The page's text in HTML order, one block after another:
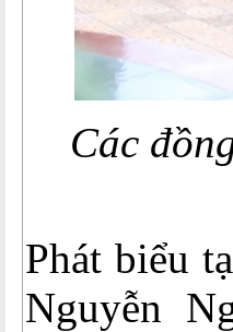
Các
Phát biểu
Nguyễn